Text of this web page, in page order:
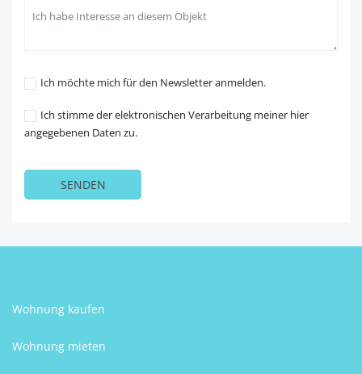
Ich möchte mich für den Newsletter anmelden.
Ich stimme der elektronischen Verarbeitung meiner hier
angegebenen Daten zu.
Wohnung kaufen
Wohnung mieten